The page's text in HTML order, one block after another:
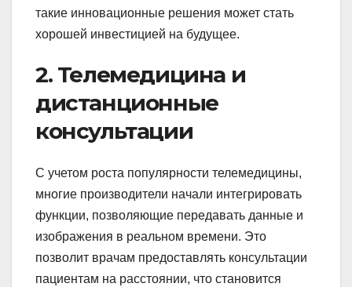
такие инновационные решения может стать
хорошей инвестицией на будущее.
2. Телемедицина и
дистанционные
консультации
С учетом роста популярности телемедицины,
многие производители начали интегрировать
функции, позволяющие передавать данные и
изображения в реальном времени. Это
позволит врачам предоставлять консультации
пациентам на расстоянии, что становится